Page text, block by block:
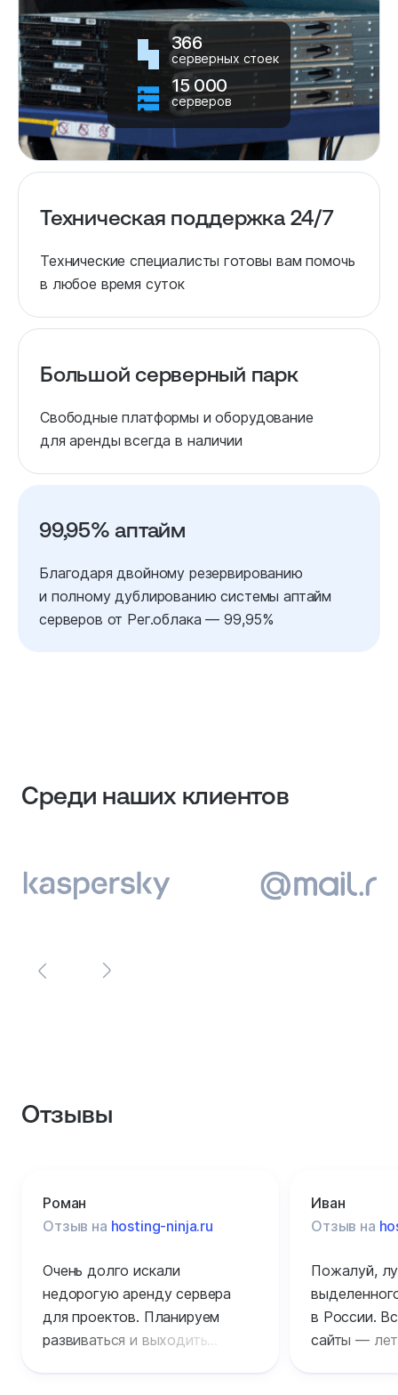
366
серверных стоек
15 000
серверов
Техническая поддержка 24/7
Технические специалисты готовы вам помочь
в любое время суток
Большой серверный парк
Свободные платформы и оборудование
для аренды всегда в наличии
99,95% аптайм
Благодаря двойному резервированию
и полному дублированию системы аптайм
серверов от Рег.облака — 99,95%
Среди наших клиентов
Отзывы
Роман
Отзыв на hosting-ninja.ru
Очень долго искали
недорогую аренду сервера
для проектов. Планируем
развиваться и выходить
Иван
Отзыв на
Пожалуй,
в России.
сайты —